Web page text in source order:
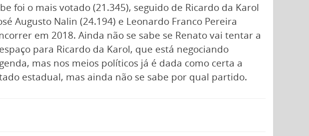
foi o mais votado (21.345), seguido de Ricardo da Karol
Augusto Nalin (24.194) e Leonardo Franco Pereira
em 2018. Ainda não se sabe se Renato vai tentar a
para Ricardo da Karol, que está negociando
mas nos meios políticos já é dada como certa a
estadual, mas ainda não se sabe por qual partido.